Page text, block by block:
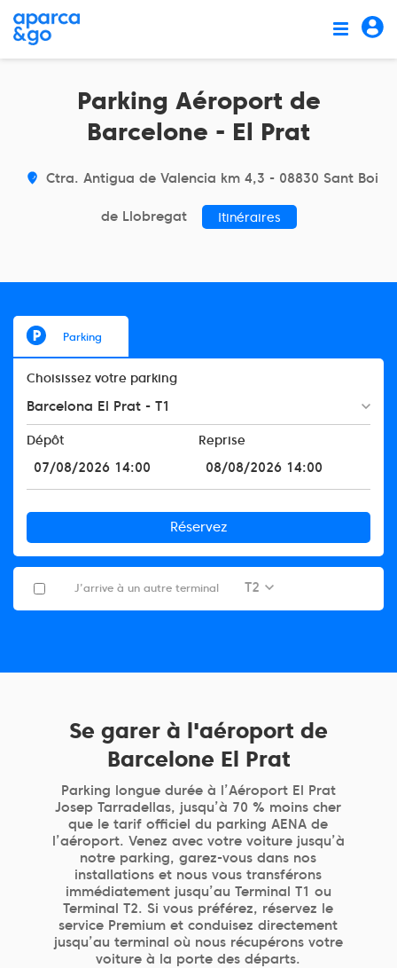
Parking Aéroport de
Barcelone - El Prat
Ctra. Antigua de Valencia km 4,3 - 08830 Sant Boi
de Llobregat Itinéraires
Parking
Choisissez votre parking
Barcelona El Prat - T1
Dépôt Reprise
Réservez
J’arrive à un autre terminal T2
Se garer à l'aéroport de
Barcelone El Prat
Parking longue durée à l’Aéroport El Prat
Josep Tarradellas, jusqu’à 70 % moins cher
que le tarif officiel du parking AENA de
l’aéroport. Venez avec votre voiture jusqu’à
notre parking, garez-vous dans nos
installations et nous vous transférons
immédiatement jusqu’au Terminal T1 ou
Terminal T2. Si vous préférez, réservez le
service Premium et conduisez directement
jusqu’au terminal où nous récupérons votre
voiture à la porte des départs.